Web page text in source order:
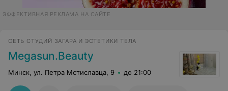
ЭФФЕКТИВНАЯ РЕКЛАМА НА САЙТЕ
СЕТЬ СТУДИЙ ЗАГАРА И ЭСТЕТИКИ ТЕЛА
Megasun.Beauty
Минск, ул. Петра Мстиславца, 9 до 21:00